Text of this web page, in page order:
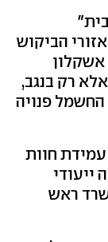
הביקוש
אשקלון
- אלא רק בנגב,
פנויה
חוות
ייעודי
ראש